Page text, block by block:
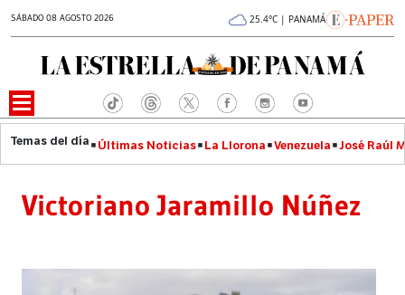
SÁBADO 08 AGOSTO 2026 25.4°C | PANAMÁ
Últimas Noticias La Llorona Venezuela José Raúl
Victoriano Jaramillo Núñez